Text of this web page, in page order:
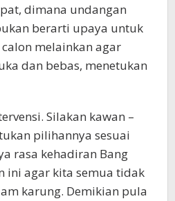
dimana undangan
berarti upaya untuk
melainkan agar
dan bebas, menetukan
Silakan kawan –
pilihannya sesuai
rasa kehadiran Bang
ini agar kita semua tidak
karung. Demikian pula